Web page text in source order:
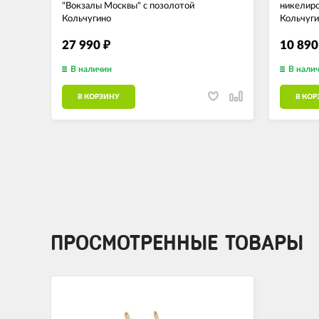
"Вокзалы Москвы" с позолотой
Кольчугино
27 990 ₽
В наличии
В КОРЗИНУ
10
В
В
ПРОСМОТРЕННЫЕ ТОВАРЫ